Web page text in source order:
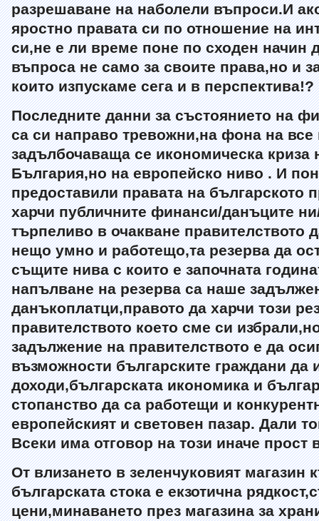
разрешаване на наболели въпроси.И
яростно правата си по отношение на
си,не е ли време поне по сходен начин
въпроса не само за своите права,но и
които изпускаме сега и в перспектива!?
Последните данни за състоянието на
са си направо тревожни,на фона на все
задълбочаваща се икономическа криза
България,но на европейско ниво . И
предоставили правата на българското
харчи публичните финанси/данъците
търпеливо в очакване правителството
нещо умно и работещо,та резерва да
същите нива с които е започната
напълване на резерва са наше
данъкоплатци,правото да харчи този
правителството което сме си
задължение на правителството е да
възможности българските граждани да
доходи,българската икономика и
стопанство да са работещи и
европейският и световен пазар. Дали
Всеки има отговор на този иначе прост
От влизането в зеленчуковият магазин
българската стока е екзотична
цени,минаването през магазина за